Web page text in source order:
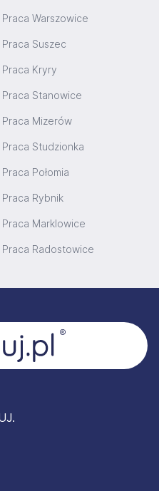
Praca Warszowice
Praca Suszec
Praca Kryry
Praca Stanowice
Praca Mizerów
Praca Studzionka
Praca Połomia
Praca Rybnik
Praca Marklowice
Praca Radostowice